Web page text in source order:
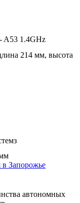
A53 1.4GHz
214 мм, высота
в Запорожье
автономных